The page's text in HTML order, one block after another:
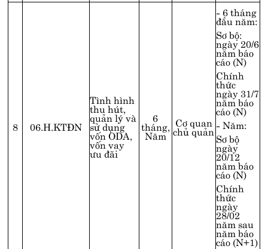
8 06.H.KTĐN
Tình hình
thu hút,
quản lý và
sử dụng
vốn ODA,
vốn vay
ưu đãi
6
tháng,
Năm
Cơ quan
chủ quản
- 6 tháng
đầu năm:
Sơ bộ:
ngày 20/6
năm báo
cáo (N)
Chính
thức
ngày 31/7
năm báo
cáo (N)
- Năm:
Sơ bộ
ngày
20/12
năm báo
cáo (N)
Chính
thức
ngày
28/02
năm sau
năm báo
cáo (N+1)